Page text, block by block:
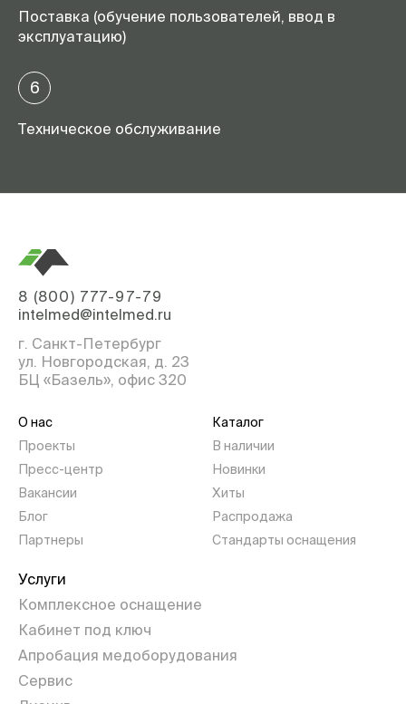
Поставка (обучение пользователей, ввод в
эксплуатацию)
6
Техническое обслуживание
8 (800) 777-97-79
intelmed@intelmed.ru
г. Санкт-Петербург
ул. Новгородская, д. 23
БЦ «Базель», офис 320
О нас
Проекты
Пресс-центр
Вакансии
Блог
Партнеры
Каталог
В наличии
Новинки
Хиты
Распродажа
Стандарты оснащения
Услуги
Комплексное оснащение
Кабинет под ключ
Апробация медоборудования
Сервис